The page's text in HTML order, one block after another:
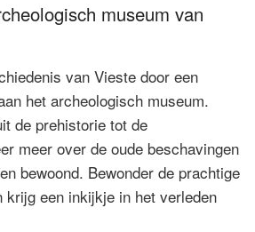
museum van
van Vieste door een
het archeologisch museum.
de prehistorie tot de
meer over de oude beschavingen
bewoond. Bewonder de prachtige
krijg een inkijkje in het verleden